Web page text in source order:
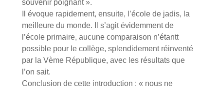
souvenir poignant ».
Il évoque rapidement, ensuite, l’école de jadis, la
meilleure du monde. Il s’agit évidemment de
l’école primaire, aucune comparaison n’étantt
possible pour le collège, splendidement réinventé
par la Vème République, avec les résultats que
l’on sait.
Conclusion de cette introduction : « nous ne